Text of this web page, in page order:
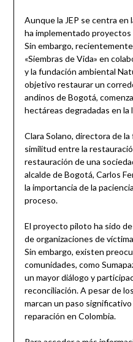
Aunque la JEP se centra
ha implementado
Sin embargo,
«Siembras de Vida» en
y la fundación ambiental
objetivo restaurar un
andinos de Bogotá,
hectáreas degradadas en la
Clara Solano, directora de
similitud entre la
restauración de una
alcalde de Bogotá, Carlos
la importancia de la
proceso.
El proyecto piloto ha sido
de organizaciones de
Sin embargo, existen
comunidades, como
un mayor diálogo y
reconciliación. A pesar de
marcan un paso
reparación en Colombia.